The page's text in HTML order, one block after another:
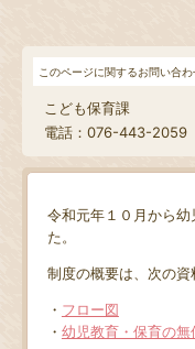
このページに関するお問い合わ
こども保育課
電話：076-443-2059
令和元年１０月から
た。
制度の概要は、次の資
・ フロー図
・ 幼児教育・保育の無